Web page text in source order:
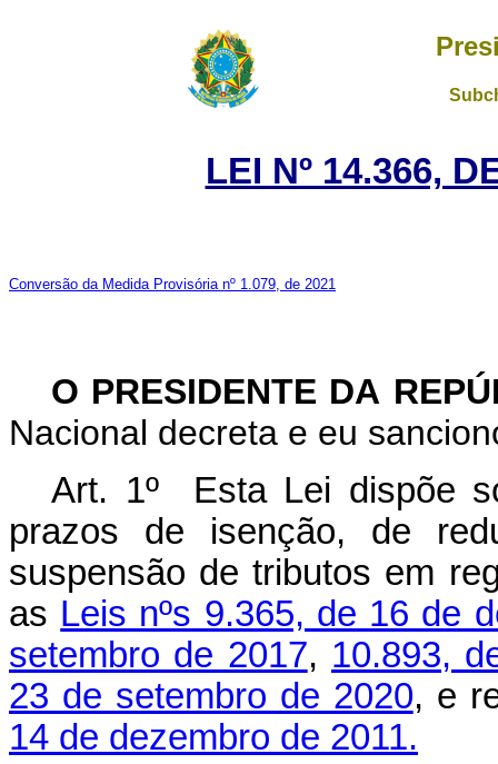
LEI Nº 14.366,
Conversão da Medida Provisória nº 1.079, de 2021
O PRESIDENTE DA
Nacional decreta e eu
Art. 1º Esta Lei dispõe
prazos de isenção, de
suspensão de tributos em
as Leis nºs 9.365, de 16 de
setembro de 2017, 10.893,
23 de setembro de 2020, e
14 de dezembro de 2011.